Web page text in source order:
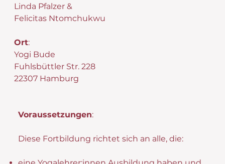
Linda Pfalzer &
Felicitas Ntomchukwu
Ort:
Yogi Bude
Fuhlsbüttler Str. 228
22307 Hamburg
Voraussetzungen:
Diese Fortbildung richtet sich an alle, die: